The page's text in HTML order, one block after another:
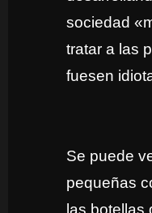
sociedad
tratar a las
fuesen
Se puede
pequeñas
las botellas